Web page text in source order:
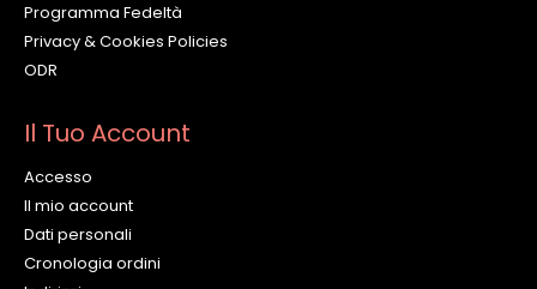
Programma Fedeltà
Privacy & Cookies Policies
ODR
Il Tuo Account
Accesso
Il mio account
Dati personali
Cronologia ordini